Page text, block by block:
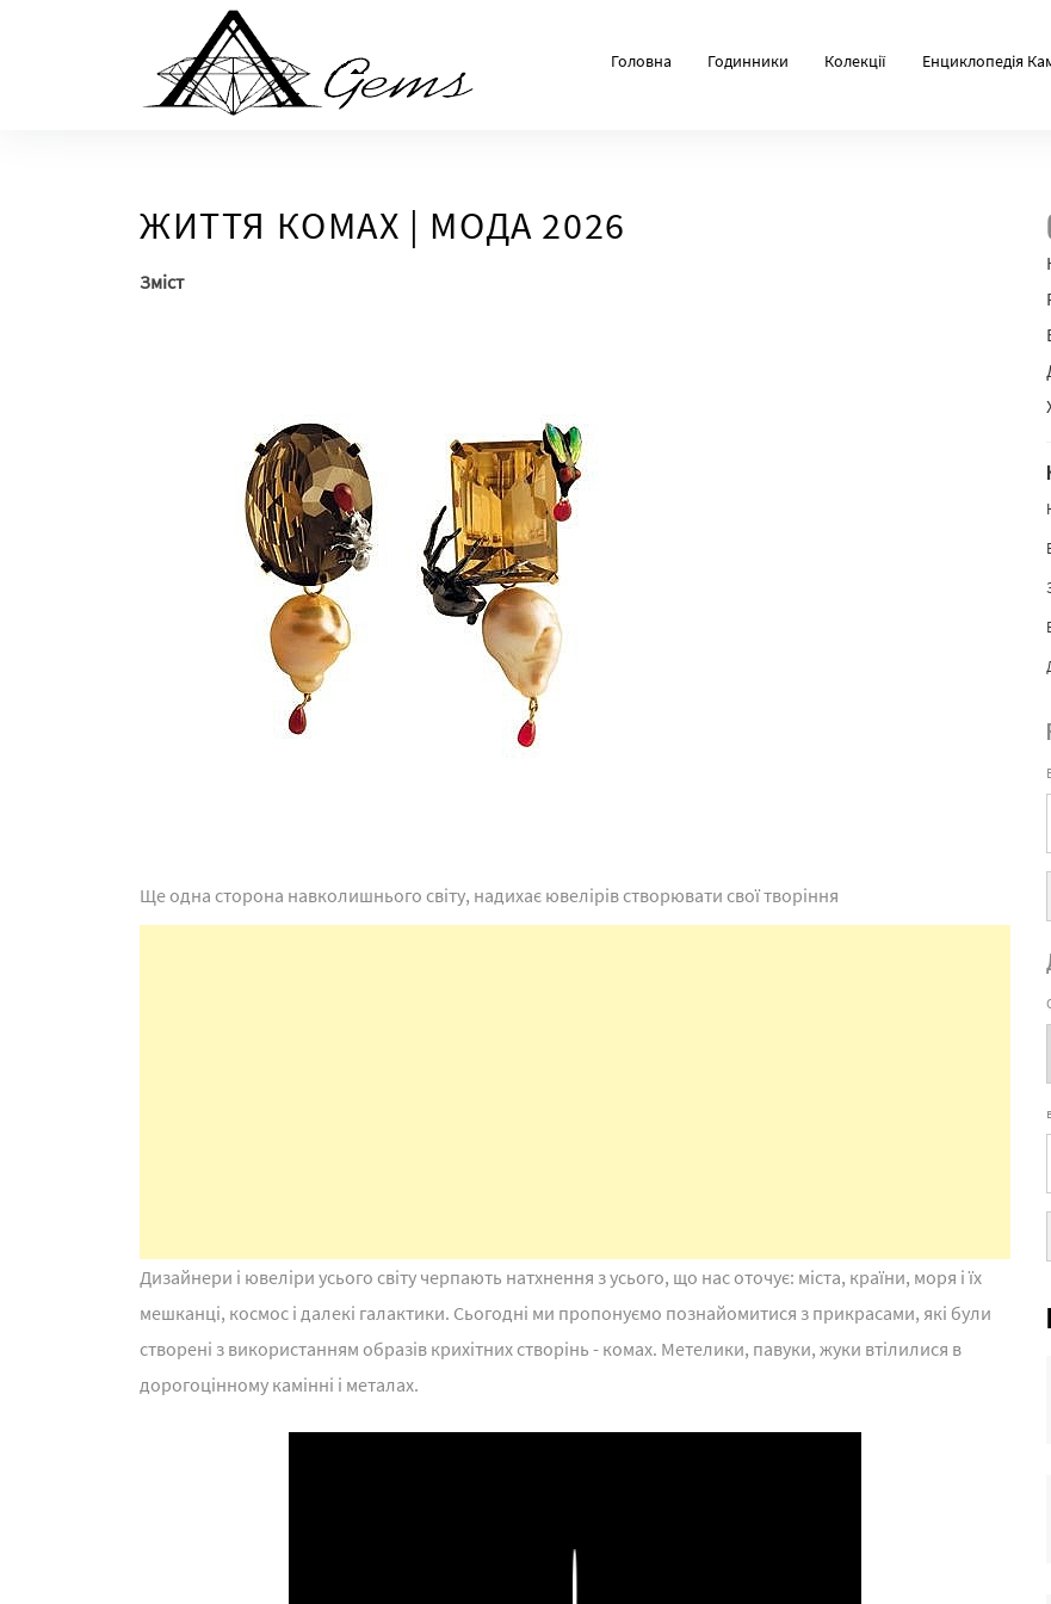
Головна Годинники Колекції Енциклопедія
ЖИТТЯ КОМАХ | МОДА 2026
Зміст
Ще одна сторона навколишнього світу, надихає ювелірів створювати свої творіння
Дизайнери і ювеліри усього світу черпають натхнення з усього, що нас оточує: міста, країни, моря і їх
мешканці, космос і далекі галактики. Сьогодні ми пропонуємо познайомитися з прикрасами, які були
створені з використанням образів крихітних створінь - комах. Метелики, павуки, жуки втілилися в
дорогоцінному камінні і металах.